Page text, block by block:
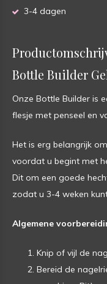
3-4 dagen
Bottle Builder
Onze Bottle Builder is
flesje met penseel en
Het is erg belangrijk
voordat u begint met
Dit om een goede
zodat u 3-4 weken
Algemene
Knip of vijl de
Bereid de